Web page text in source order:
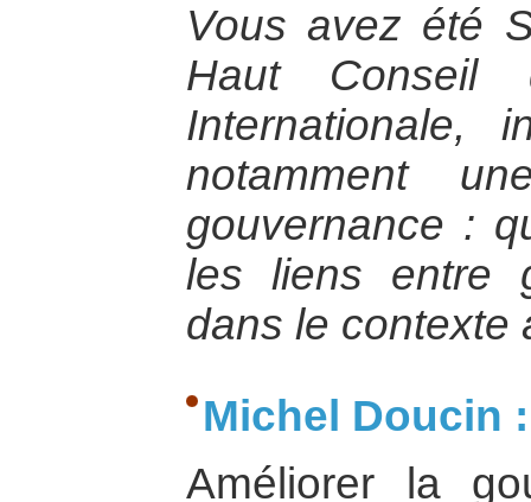
Vous avez été
Haut Conseil
Internationale,
notamment
gouvernance :
les liens entre
dans le contexte
Michel Doucin :
Améliorer la